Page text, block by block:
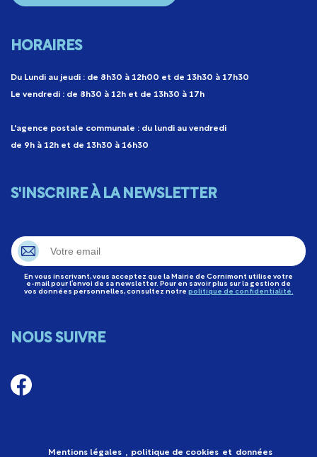
HORAIRES
Du Lundi au jeudi : de 8h30 à 12h00 et de 13h30 à 17h30
Le vendredi : de 8h30 à 12h et de 13h30 à 17h
L'agence postale communale : du lundi au vendredi
de 9h à 12h et de 13h30 à 16h30
S'INSCRIRE À LA NEWSLETTER
En vous inscrivant, vous acceptez que la Mairie de Cornimont utilise votre
e-mail pour l’envoi de sa newsletter. Pour en savoir plus sur la gestion de
vos données personnelles, consultez notre politique de confidentialité.
NOUS SUIVRE
Mentions légales , politique de cookies et données